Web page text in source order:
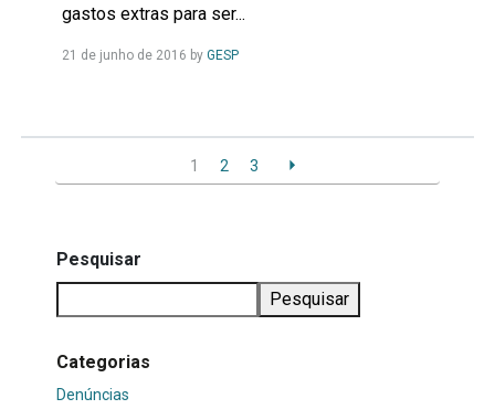
gastos extras para ser...
21 de junho de 2016 by GESPLeia
1 2 3
Pesquisar
Pesquisar
Categorias
Denúncias